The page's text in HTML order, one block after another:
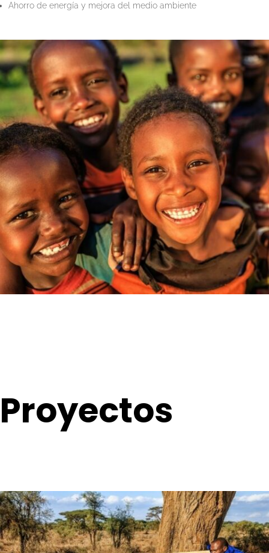
Ahorro de energía y mejora del medio ambiente
Proyectos